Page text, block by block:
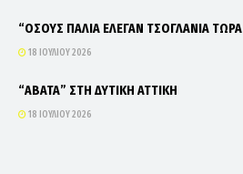
“ΟΣΟΥΣ ΠΑΛΙΑ ΕΛΕΓΑΝ ΤΣΟΓΛΑΝΙΑ
18 ΙΟΥΛΊΟΥ 2026
“ΑΒΑΤΑ” ΣΤΗ ΔΥΤΙΚΗ ΑΤΤΙΚΗ
18 ΙΟΥΛΊΟΥ 2026